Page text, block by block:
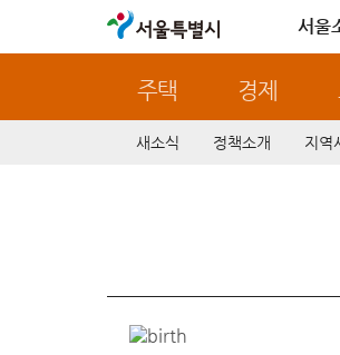
서울특별시 서울
주택 경제
새소식 정책소개 지역